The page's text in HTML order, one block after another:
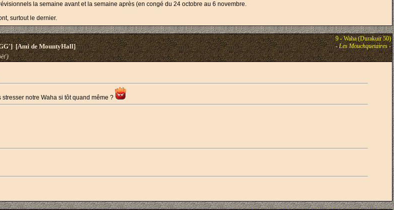
la semaine avant et la semaine après (en congé du 24 octobre au 6 novembre.
surtout le dernier.
[Ami de MountyHall]
9 - Waha (Durakuir 50)
-Les Mouchquetaires-
notre Waha si tôt quand même ?